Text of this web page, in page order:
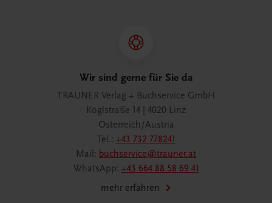
Wir sind gerne für Sie da
TRAUNER Verlag + Buchservice GmbH
Köglstraße 14 | 4020 Linz
Österreich/Austria
Tel.: +43 732 778241
Mail: buchservice@trauner.at
WhatsApp: +43 664 88 58 69 41
mehr erfahren